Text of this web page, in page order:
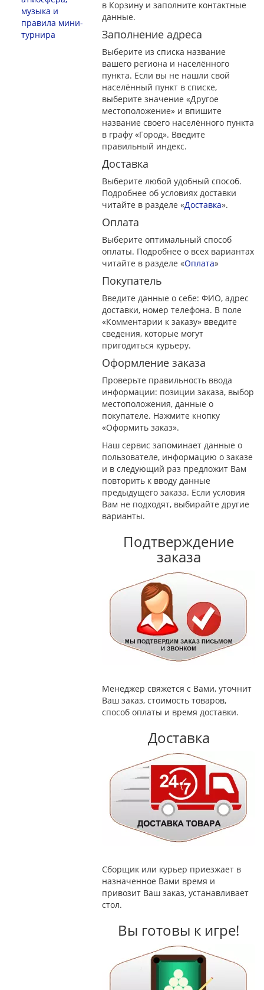
в Корзину и заполните контактные
данные.
Заполнение адреса
Выберите из списка название
вашего региона и населённого
пункта. Если вы не нашли свой
населённый пункт в списке,
выберите значение «Другое
местоположение» и впишите
название своего населённого пункта
в графу «Город». Введите
правильный индекс.
Доставка
Выберите любой удобный способ.
Подробнее об условиях доставки
читайте в разделе «Доставка».
Оплата
Выберите оптимальный способ
оплаты. Подробнее о всех вариантах
читайте в разделе «Оплата»
Покупатель
Введите данные о себе: ФИО, адрес
доставки, номер телефона. В поле
«Комментарии к заказу» введите
сведения, которые могут
пригодиться курьеру.
Оформление заказа
Проверьте правильность ввода
информации: позиции заказа, выбор
местоположения, данные о
покупателе. Нажмите кнопку
«Оформить заказ».
Наш сервис запоминает данные о
пользователе, информацию о заказе
и в следующий раз предложит Вам
повторить к вводу данные
предыдущего заказа. Если условия
Вам не подходят, выбирайте другие
варианты.
Подтверждение
заказа
Менеджер свяжется с Вами, уточнит
Ваш заказ, стоимость товаров,
способ оплаты и время доставки.
Доставка
Сборщик или курьер приезжает в
назначенное Вами время и
привозит Ваш заказ, устанавливает
стол.
Вы готовы к игре!
музыка и
правила мини-
турнира